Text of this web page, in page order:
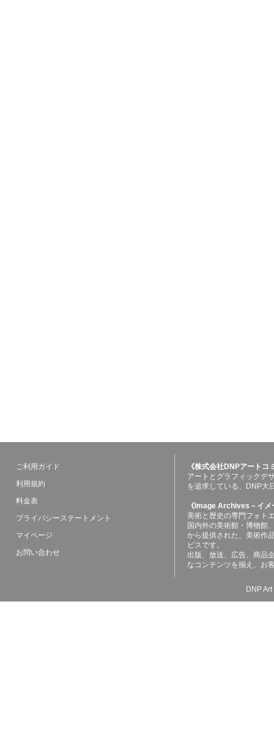
ご利用ガイド
利用規約
料金表
プライバシーステートメント
マイページ
お問い合わせ
《株式会社DNPアート
アートとグラフィックデ
を追求している、DNP大
《Image Archives－イ
美術と歴史の専門フォト
国内外の美術館・博物館
から提供された、美術作
ビスです。
出版、放送、広告、商品
なコンテンツを揃え、お
DNP